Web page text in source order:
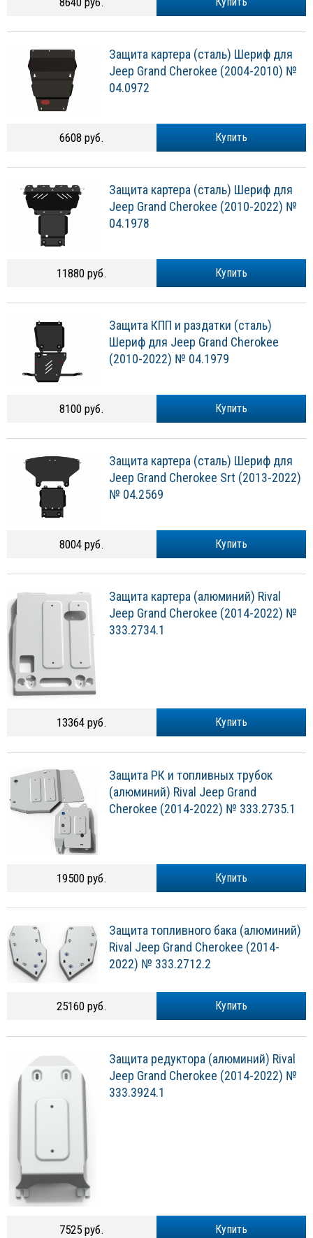
Защита картера (сталь) Шериф для
Jeep Grand Cherokee (2004-2010) №
04.0972
Купить
6608 руб.
Защита картера (сталь) Шериф для
Jeep Grand Cherokee (2010-2022) №
04.1978
Купить
11880 руб.
Защита КПП и раздатки (сталь)
Шериф для Jeep Grand Cherokee
(2010-2022) № 04.1979
Купить
8100 руб.
Защита картера (сталь) Шериф для
Jeep Grand Cherokee Srt (2013-2022)
№ 04.2569
Купить
8004 руб.
Защита картера (алюминий) Rival
Jeep Grand Cherokee (2014-2022) №
333.2734.1
Купить
13364 руб.
Защита РК и топливных трубок
(алюминий) Rival Jeep Grand
Cherokee (2014-2022) № 333.2735.1
Купить
19500 руб.
Защита топливного бака (алюминий)
Rival Jeep Grand Cherokee (2014-
2022) № 333.2712.2
Купить
25160 руб.
Защита редуктора (алюминий) Rival
Jeep Grand Cherokee (2014-2022) №
333.3924.1
Купить
7525 руб.